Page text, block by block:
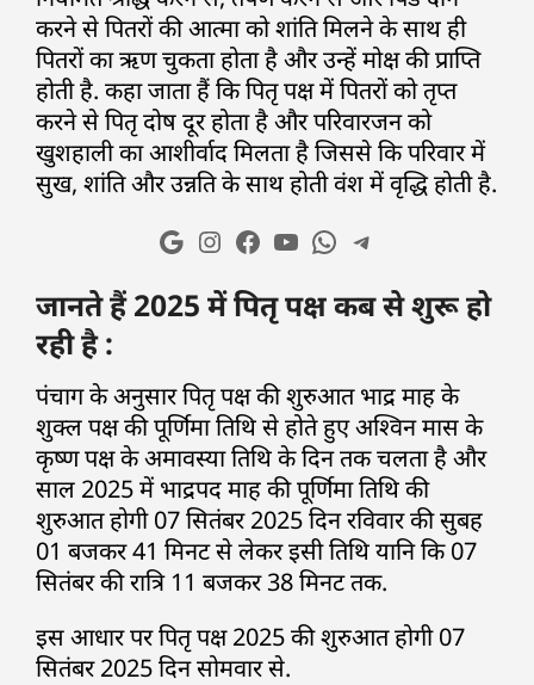
करने से पितरों की आत्मा को शांति मिलने के साथ ही
पितरों का ऋण चुकता होता है और उन्हें मोक्ष की प्राप्ति
होती है. कहा जाता हैं कि पितृ पक्ष में पितरों को तृप्त
करने से पितृ दोष दूर होता है और परिवारजन को
खुशहाली का आशीर्वाद मिलता है जिससे कि परिवार में
सुख, शांति और उन्नति के साथ होती वंश में वृद्धि होती है.
जानते हैं 2025 में पितृ पक्ष कब से शुरू हो
रही है :
पंचाग के अनुसार पितृ पक्ष की शुरुआत भाद्र माह के
शुक्ल पक्ष की पूर्णिमा तिथि से होते हुए अश्विन मास के
कृष्ण पक्ष के अमावस्या तिथि के दिन तक चलता है और
साल 2025 में भाद्रपद माह की पूर्णिमा तिथि की
शुरुआत होगी 07 सितंबर 2025 दिन रविवार की सुबह
01 बजकर 41 मिनट से लेकर इसी तिथि यानि कि 07
सितंबर की रात्रि 11 बजकर 38 मिनट तक.
इस आधार पर पितृ पक्ष 2025 की शुरुआत होगी 07
सितंबर 2025 दिन सोमवार से.